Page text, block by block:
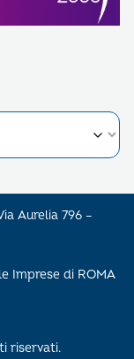
Aurelia 796 –
Imprese di ROMA
riservati.